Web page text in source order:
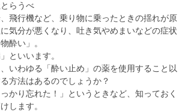
らうべ
飛行機など、乗り物に乗ったときの揺れが原
気分が悪くなり、吐き気やめまいなどの症状
酔い」。
といいます。
いわゆる「酔い止め」の薬を使用すること以
方法はあるのでしょうか？
かり忘れた！」というときなど、知っておく
します。